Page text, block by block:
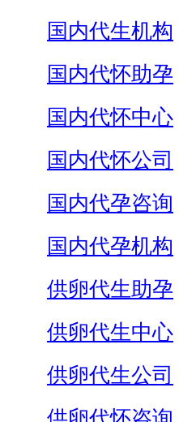
国内代生机构
国内代怀助孕
国内代怀中心
国内代怀公司
国内代孕咨询
国内代孕机构
供卵代生助孕
供卵代生中心
供卵代生公司